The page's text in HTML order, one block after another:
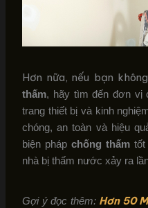
Hơn nữa, nếu bạn
thấm, hãy tìm đến đơn vị
trang thiết bị và kinh
chóng, an toàn và hiệu
biện phápchống thấm
nhà bị thấm nước xảy ra
Gợi ý đọc thêm: Hơn 50